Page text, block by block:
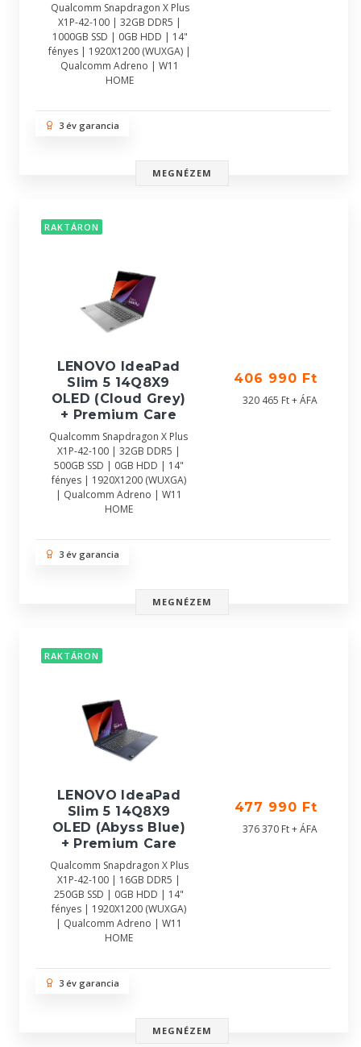
Qualcomm Snapdragon X Plus
X1P-42-100 | 32GB DDR5 |
1000GB SSD | 0GB HDD | 14"
fényes | 1920X1200 (WUXGA) |
Qualcomm Adreno | W11
HOME
3 év garancia
MEGNÉZEM
RAKTÁRON
LENOVO IdeaPad
Slim 5 14Q8X9
OLED (Cloud Grey)
+ Premium Care
Qualcomm Snapdragon X Plus
X1P-42-100 | 32GB DDR5 |
500GB SSD | 0GB HDD | 14"
fényes | 1920X1200 (WUXGA)
| Qualcomm Adreno | W11
HOME
406 990 Ft
320 465 Ft + ÁFA
3 év garancia
MEGNÉZEM
RAKTÁRON
LENOVO IdeaPad
Slim 5 14Q8X9
OLED (Abyss Blue)
+ Premium Care
Qualcomm Snapdragon X Plus
X1P-42-100 | 16GB DDR5 |
250GB SSD | 0GB HDD | 14"
fényes | 1920X1200 (WUXGA)
| Qualcomm Adreno | W11
HOME
477 990 Ft
376 370 Ft + ÁFA
3 év garancia
MEGNÉZEM